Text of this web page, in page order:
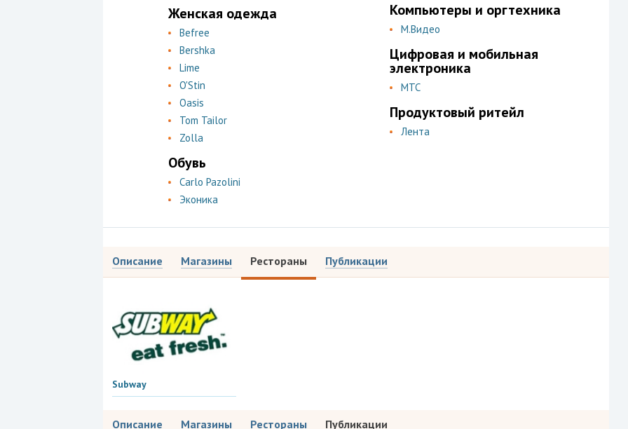
Женская одежда
Befree
Bershka
Lime
O'Stin
Oasis
Tom Tailor
Zolla
Обувь
Carlo Pazolini
Эконика
Компьютеры и оргтехника
М.Видео
Цифровая и мобильная
электроника
МТС
Продуктовый ритейл
Лента
Описание Магазины Рестораны Публикации
Subway
Описание Магазины Рестораны Публикации